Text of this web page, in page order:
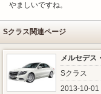
やましいですね。
Sクラス関連ページ
メルセデス
Sクラス
2013-10-01